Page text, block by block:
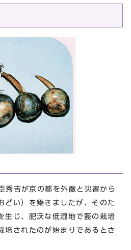
吉が京の都を外敵と災害から
どい）を築きましたが、そのた
生じ、肥沃な低湿地で藍の栽培
培されたのが始まりであるとさ